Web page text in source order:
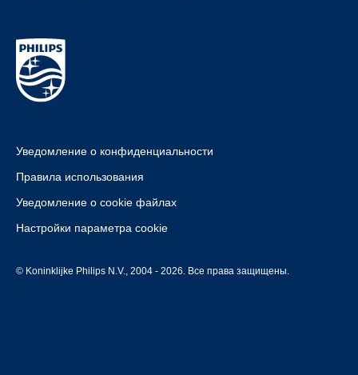
Уведомление о конфиденциальности
Правила использования
Уведомление о cookie файлах
Настройки параметра cookie
© Koninklijke Philips N.V., 2004 - 2026. Все права защищены.